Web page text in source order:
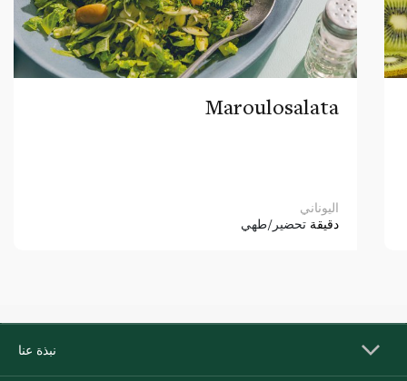
Maroulosalata
اليوناني
دقيقة تحضير/طهي
نبذة عنا